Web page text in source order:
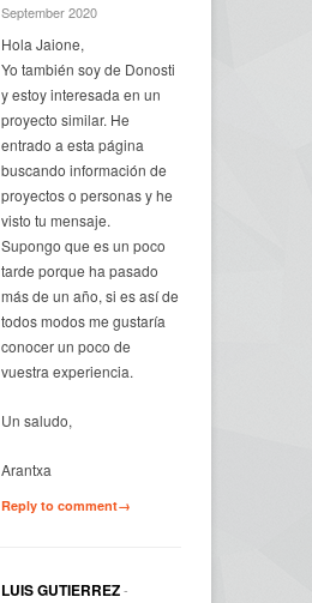
September 2020
Hola Jaione,
Yo también soy de Donosti
y estoy interesada en un
proyecto similar. He
entrado a esta página
buscando información de
proyectos o personas y he
visto tu mensaje.
Supongo que es un poco
tarde porque ha pasado
más de un año, si es así de
todos modos me gustaría
conocer un poco de
vuestra experiencia.
Un saludo,
Arantxa
Reply to comment→
LUIS GUTIERREZ-